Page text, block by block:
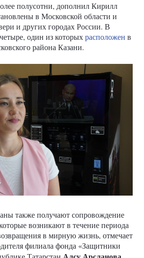
полусотни, дополнил Кирилл
в Московской области и
и других городах России. В
один из которыхрасположен в
района Казани.
также получают сопровождение
возникают в течение периода
в мирную жизнь, отмечает
филиала фонда «Защитники